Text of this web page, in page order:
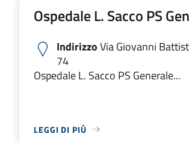
Ospedale L. Sacco PS
IndirizzoVia Giovanni
74
Ospedale L. Sacco PS Generale...
LEGGI DI PIÙ